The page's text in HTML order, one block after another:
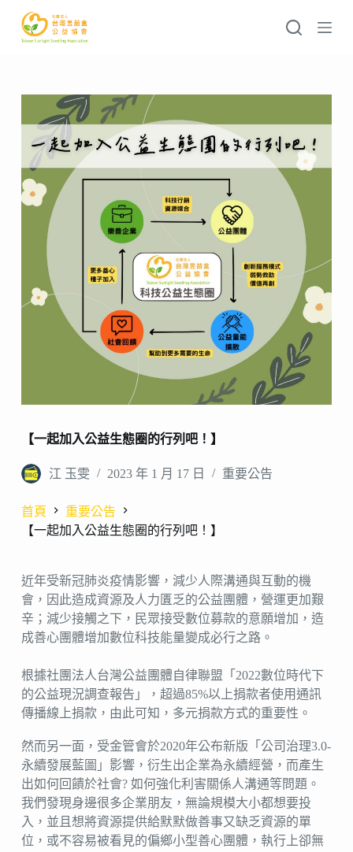
跳
至
內
【一起加入公益生態圈的行列吧！】
江 玉雯 2023 年 1 月 17 日 重要公告
首頁
重要公告
【一起加入公益生態圈的行列吧！】
近年受新冠肺炎疫情影響，減少人際溝通與互動的機
會，因此造成資源及人力匱乏的公益團體，營運更加艱
辛；減少接觸之下，民眾接受數位募款的意願增加，造
成善心團體增加數位科技能量變成必行之路。
根據社團法人台灣公益團體自律聯盟「2022數位時代下
的公益現況調查報告」，超過85%以上捐款者使用通訊
傳播線上捐款，由此可知，多元捐款方式的重要性。
然而另一面，受金管會於2020年公布新版「公司治理3.0-
永續發展藍圖」影響，衍生出企業為永續經營，而產生
出如何回饋於社會? 如何強化利害關係人溝通等問題。
我們發現身邊很多企業朋友，無論規模大小都想要投
入，並且想將資源提供給默默做善事又缺乏資源的單
位，或不容易被看見的偏鄉小型善心團體，執行上卻無